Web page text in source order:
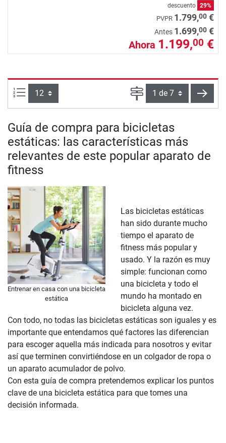
descuento 29%
PVPR 1.799,00 €
Antes 1.699,00 €
Ahora 1.199,00 €
Artículos por página: Página
Guía de compra para bicicletas
estáticas: las características más
relevantes de este popular aparato de
fitness
Entrenar en casa con una bicicleta
estática
Las bicicletas estáticas
han sido durante mucho
tiempo el aparato de
fitness más popular y
usado. Y la razón es muy
simple: funcionan como
una bicicleta y todo el
mundo ha montado en
bicicleta alguna vez.
Con todo, no todas las bicicletas estáticas son iguales y es
importante que entendamos qué factores las diferencian
para escoger aquella más indicada para nosotros y evitar
así que terminen convirtiéndose en un colgador de ropa o
un aparato acumulador de polvo.
Con esta guía de compra pretendemos explicar los puntos
clave de una bicicleta estática para que tomes una
decisión informada.